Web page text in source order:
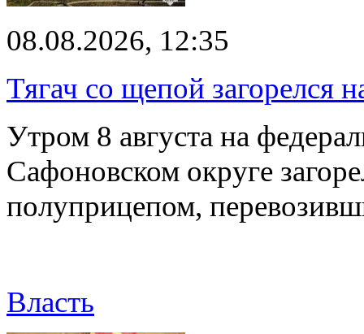
08.08.2026, 12:35
Тягач со щепой загорелся
Утром 8 августа на
Сафоновском округе
полуприцепом,
Власть